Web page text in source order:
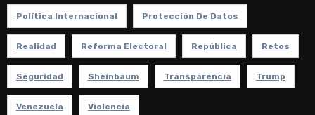
Política Internacional Protección De Datos
Realidad Reforma Electoral República Retos
Seguridad Sheinbaum Transparencia Trump
Venezuela Violencia